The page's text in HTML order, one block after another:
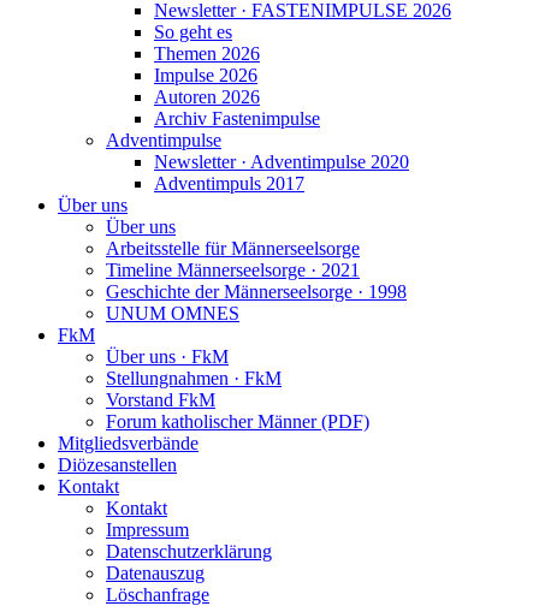
Newsletter · FASTENIMPULSE 2026
So geht es
Themen 2026
Impulse 2026
Autoren 2026
Archiv Fastenimpulse
Adventimpulse
Newsletter · Adventimpulse 2020
Adventimpuls 2017
Über uns
Über uns
Arbeitsstelle für Männerseelsorge
Timeline Männerseelsorge · 2021
Geschichte der Männerseelsorge · 1998
UNUM OMNES
FkM
Über uns · FkM
Stellungnahmen · FkM
Vorstand FkM
Forum katholischer Männer (PDF)
Mitgliedsverbände
Diözesanstellen
Kontakt
Kontakt
Impressum
Datenschutzerklärung
Datenauszug
Löschanfrage